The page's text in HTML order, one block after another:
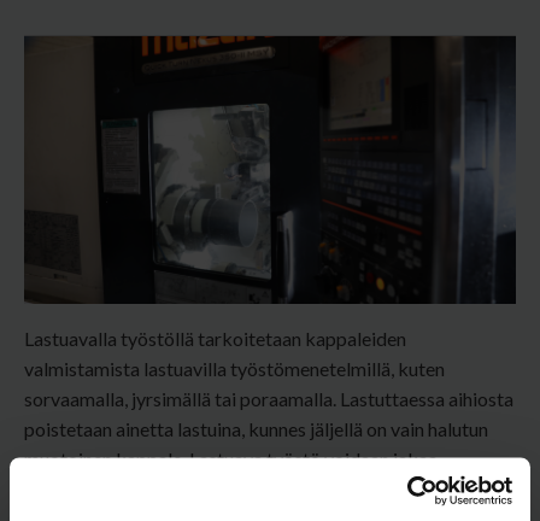
Lastuavalla työstöllä tarkoitetaan kappaleiden
valmistamista lastuavilla työstömenetelmillä, kuten
sorvaamalla, jyrsimällä tai poraamalla. Lastuttaessa aihiosta
poistetaan ainetta lastuina, kunnes jäljellä on vain halutun
muotoinen kappale. Lastuava työstö voidaan jakaa
manuaaliseen ja CNC-koneistukseen. Manuaalisessa